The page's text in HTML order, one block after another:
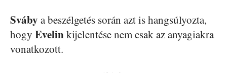
Sváby a beszélgetés során azt is hangsúlyozta,
hogy Evelinkijelentése nem csak az anyagiakra
vonatkozott.